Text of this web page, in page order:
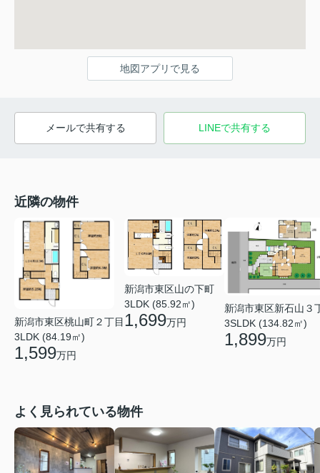
地図アプリで見る
メールで共有する LINEで共有する
近隣の物件
新潟市東区桃山町２丁目
3LDK (84.19㎡)
1,599万円
新潟市東区山の下町
3LDK (85.92㎡)
1,699万円
新潟市東区新石山３
3SLDK (134.82㎡)
1,899万円
よく見られている物件